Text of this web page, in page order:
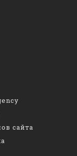
сайта